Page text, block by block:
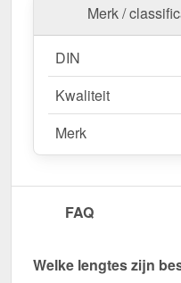
Merk /
DIN
Kwaliteit
Merk
FAQ
Welke lengtes zijn